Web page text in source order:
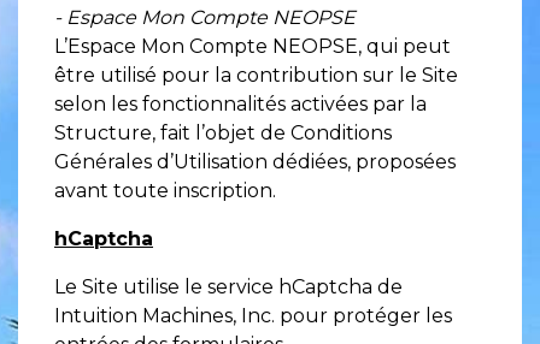
- Espace Mon Compte NEOPSE
L’Espace Mon Compte NEOPSE, qui peut
être utilisé pour la contribution sur le Site
selon les fonctionnalités activées par la
Structure, fait l’objet de Conditions
Générales d’Utilisation dédiées, proposées
avant toute inscription.
hCaptcha
Le Site utilise le service hCaptcha de
Intuition Machines, Inc. pour protéger les